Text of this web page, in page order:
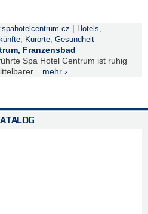
| Hotels,
, Kurorte, Gesundheit
Franzensbad
Spa Hotel Centrum ist ruhig
mehr ›